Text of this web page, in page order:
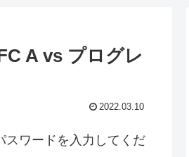
A vs プログレ
2022.03.10
スワードを入力してくだ